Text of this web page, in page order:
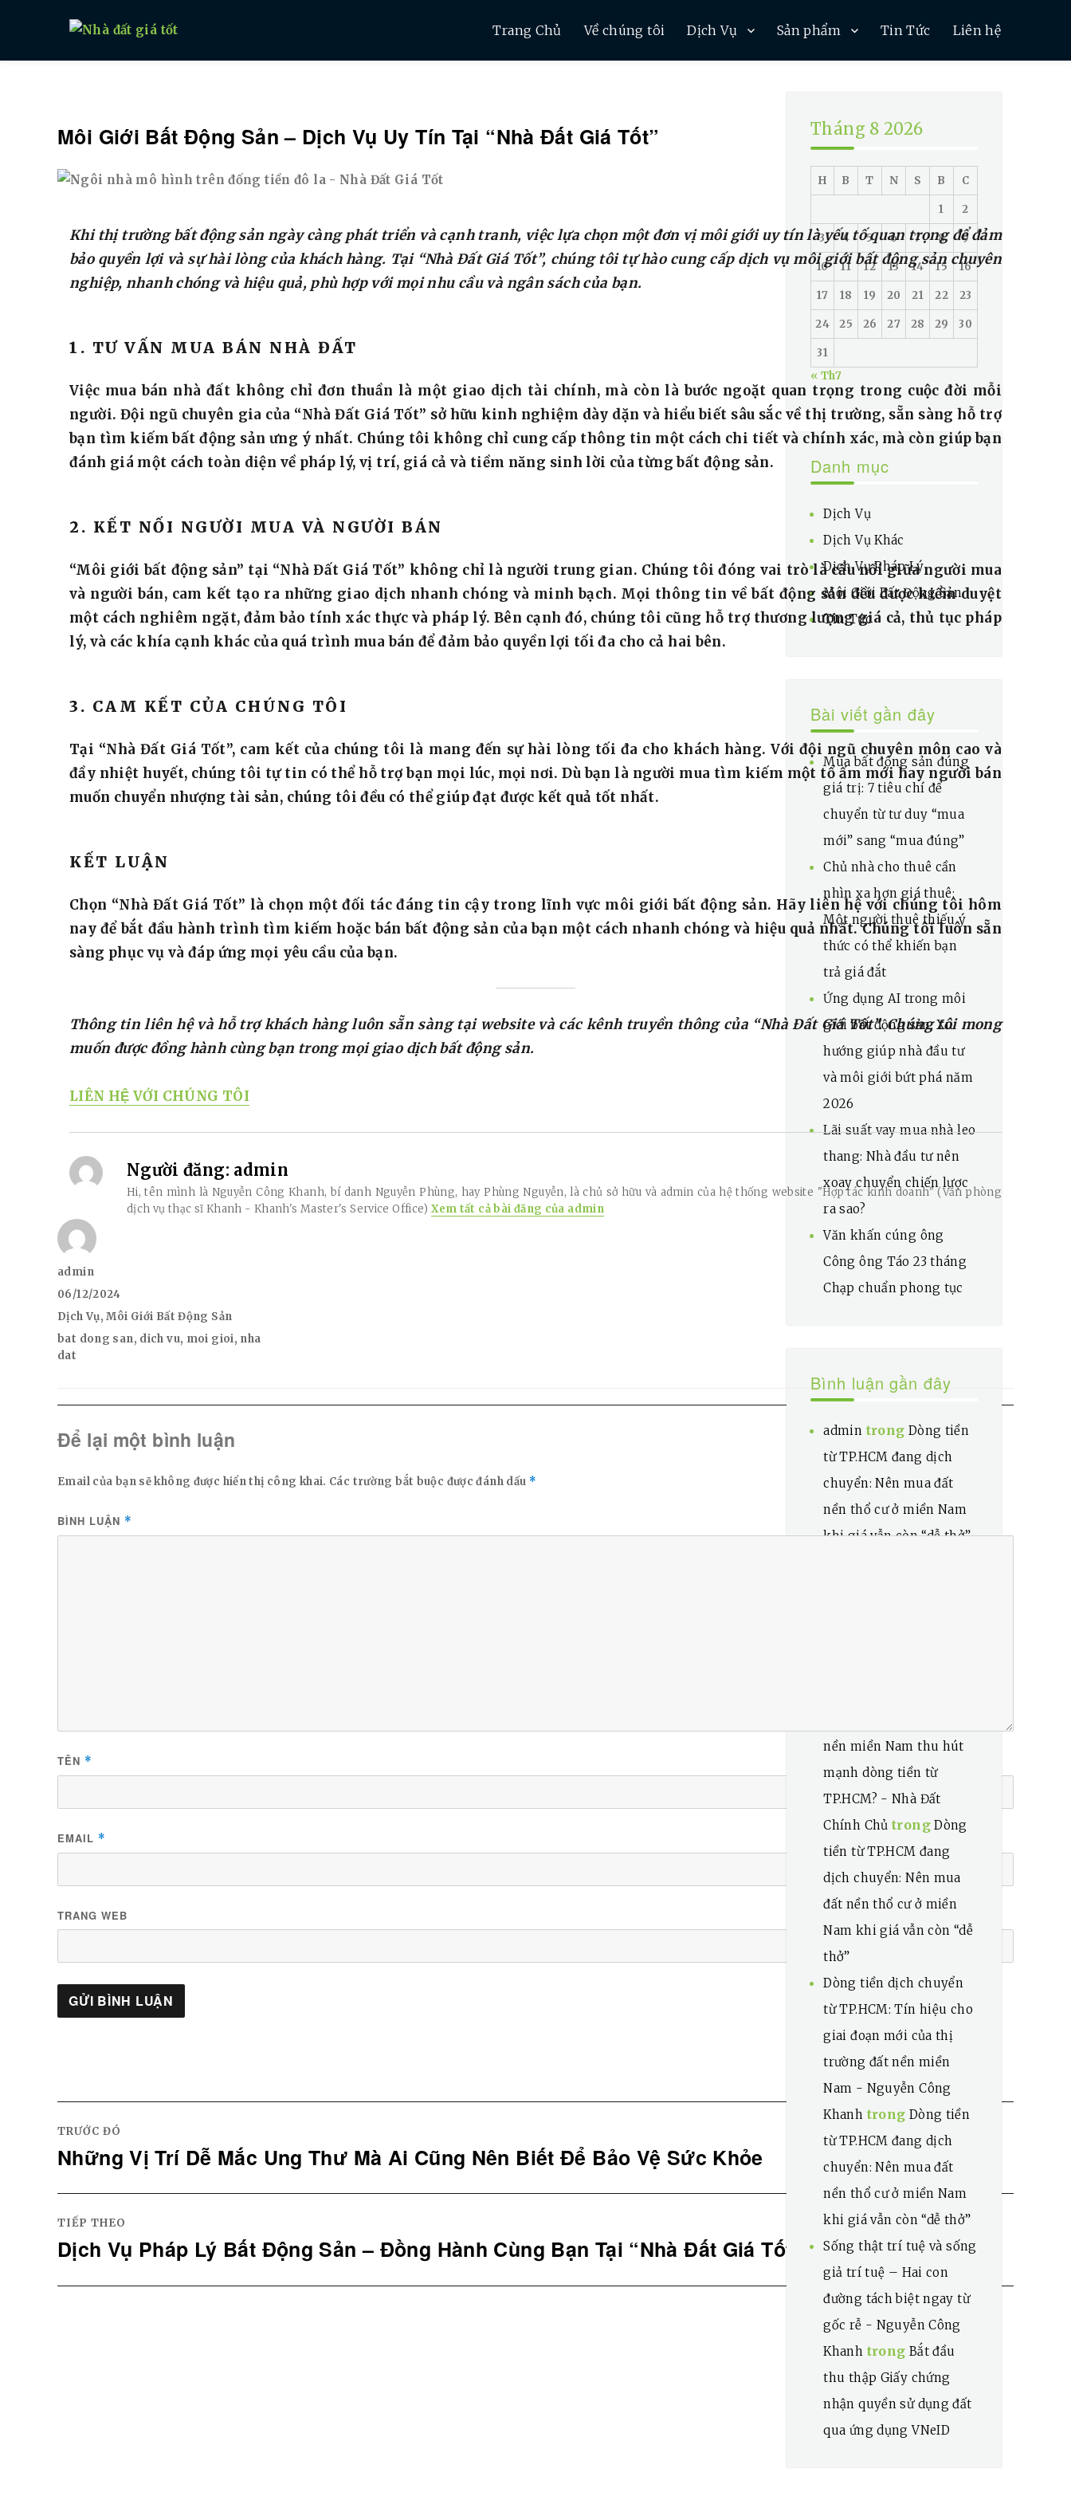
Nhà đất giá tốt
Trang Chủ Về chúng tôi Dịch Vụ Sản phẩm Tin Tức Liên hệ
Môi Giới Bất Động Sản – Dịch Vụ Uy Tín Tại “Nhà Đất Giá Tốt”
Khi thị trường bất động sản ngày càng phát triển và cạnh tranh, việc lựa chọn một đơn vị môi giới uy tín là yếu tố quan trọng để đảm
bảo quyền lợi và sự hài lòng của khách hàng. Tại “Nhà Đất Giá Tốt”, chúng tôi tự hào cung cấp dịch vụ môi giới bất động sản chuyên
nghiệp, nhanh chóng và hiệu quả, phù hợp với mọi nhu cầu và ngân sách của bạn.
1. TƯ VẤN MUA BÁN NHÀ ĐẤT
Việc mua bán nhà đất không chỉ đơn thuần là một giao dịch tài chính, mà còn là bước ngoặt quan trọng trong cuộc đời mỗi
người. Đội ngũ chuyên gia của “Nhà Đất Giá Tốt” sở hữu kinh nghiệm dày dặn và hiểu biết sâu sắc về thị trường, sẵn sàng hỗ trợ
bạn tìm kiếm bất động sản ưng ý nhất. Chúng tôi không chỉ cung cấp thông tin một cách chi tiết và chính xác, mà còn giúp bạn
đánh giá một cách toàn diện về pháp lý, vị trí, giá cả và tiềm năng sinh lời của từng bất động sản.
2. KẾT NỐI NGƯỜI MUA VÀ NGƯỜI BÁN
“Môi giới bất động sản” tại “Nhà Đất Giá Tốt” không chỉ là người trung gian. Chúng tôi đóng vai trò là cầu nối giữa người mua
và người bán, cam kết tạo ra những giao dịch nhanh chóng và minh bạch. Mọi thông tin về bất động sản đều được kiểm duyệt
một cách nghiêm ngặt, đảm bảo tính xác thực và pháp lý. Bên cạnh đó, chúng tôi cũng hỗ trợ thương lượng giá cả, thủ tục pháp
lý, và các khía cạnh khác của quá trình mua bán để đảm bảo quyền lợi tối đa cho cả hai bên.
3. CAM KẾT CỦA CHÚNG TÔI
Tại “Nhà Đất Giá Tốt”, cam kết của chúng tôi là mang đến sự hài lòng tối đa cho khách hàng. Với đội ngũ chuyên môn cao và
đầy nhiệt huyết, chúng tôi tự tin có thể hỗ trợ bạn mọi lúc, mọi nơi. Dù bạn là người mua tìm kiếm một tổ ấm mới hay người bán
muốn chuyển nhượng tài sản, chúng tôi đều có thể giúp đạt được kết quả tốt nhất.
KẾT LUẬN
Chọn “Nhà Đất Giá Tốt” là chọn một đối tác đáng tin cậy trong lĩnh vực môi giới bất động sản. Hãy liên hệ với chúng tôi hôm
nay để bắt đầu hành trình tìm kiếm hoặc bán bất động sản của bạn một cách nhanh chóng và hiệu quả nhất. Chúng tôi luôn sẵn
sàng phục vụ và đáp ứng mọi yêu cầu của bạn.
Thông tin liên hệ và hỗ trợ khách hàng luôn sẵn sàng tại website và các kênh truyền thông của “Nhà Đất Giá Tốt”. Chúng tôi mong
muốn được đồng hành cùng bạn trong mọi giao dịch bất động sản.
LIÊN HỆ VỚI CHÚNG TÔI
Người đăng: admin
Hi, tên mình là Nguyễn Công Khanh, bí danh Nguyễn Phùng, hay Phùng Nguyễn, là chủ sở hữu và admin của hệ thống website "Hợp tác kinh doanh" (Văn phòng
dịch vụ thạc sĩ Khanh - Khanh's Master's Service Office)Xem tất cả bài đăng của admin
Author
admin
Posted
on
06/12/2024
Categories
Dịch Vụ,Môi Giới Bất Động Sản
Tags
bat dong san, dich vu, moi gioi, nha
dat
Để lại một bình luận
Email của bạn sẽ không được hiển thị công khai. Các trường bắt buộc được đánh dấu *
BÌNH LUẬN *
TÊN *
EMAIL *
TRANG WEB
hướng
bài
TRƯỚC ĐÓ
Bài
Những Vị Trí Dễ Mắc Ung Thư Mà Ai Cũng Nên Biết Để Bảo Vệ Sức Khỏe
TIẾP THEO
Bài
Dịch Vụ Pháp Lý Bất Động Sản – Đồng Hành Cùng Bạn Tại “Nhà Đất Giá Tốt”
Tháng 8 2026
H B T N S B C
1 2
3 4 5 6 7 8 9
10 11 12 13 14 15 16
17 18 19 20 21 22 23
24 25 26 27 28 29 30
31
« Th7
Danh mục
Dịch Vụ
Dịch Vụ Khác
Dịch Vụ Pháp Lý
Môi Giới Bất Động Sản
Tin Tức
Bài viết gần đây
Mua bất động sản đúng
giá trị: 7 tiêu chí để
chuyển từ tư duy “mua
mới” sang “mua đúng”
Chủ nhà cho thuê cần
nhìn xa hơn giá thuê:
Một người thuê thiếu ý
thức có thể khiến bạn
trả giá đắt
Ứng dụng AI trong môi
giới bất động sản: Xu
hướng giúp nhà đầu tư
và môi giới bứt phá năm
2026
Lãi suất vay mua nhà leo
thang: Nhà đầu tư nên
xoay chuyển chiến lược
ra sao?
Văn khấn cúng ông
Công ông Táo 23 tháng
Chạp chuẩn phong tục
Bình luận gần đây
admin trong Dòng tiền
từ TP.HCM đang dịch
chuyển: Nên mua đất
nền thổ cư ở miền Nam
khi giá vẫn còn “dễ thở”
nền miền Nam thu hút
mạnh dòng tiền từ
TP.HCM? - Nhà Đất
Chính Chủ trongDòng
tiền từ TP.HCM đang
dịch chuyển: Nên mua
đất nền thổ cư ở miền
Nam khi giá vẫn còn “dễ
thở”
Dòng tiền dịch chuyển
từ TP.HCM: Tín hiệu cho
giai đoạn mới của thị
trường đất nền miền
Nam - Nguyễn Công
Khanh trong Dòng tiền
từ TP.HCM đang dịch
chuyển: Nên mua đất
nền thổ cư ở miền Nam
khi giá vẫn còn “dễ thở”
Sống thật trí tuệ và sống
giả trí tuệ – Hai con
đường tách biệt ngay từ
gốc rễ - Nguyễn Công
Khanh trong Bắt đầu
thu thập Giấy chứng
nhận quyền sử dụng đất
qua ứng dụng VNeID